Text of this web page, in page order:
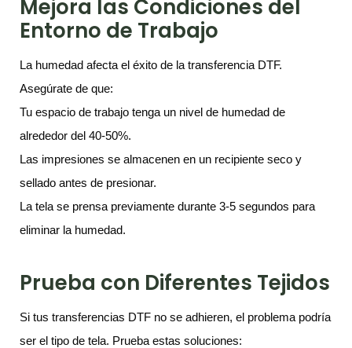
Mejora las Condiciones del
Entorno de Trabajo
La humedad afecta el éxito de la transferencia DTF.
Asegúrate de que:
Tu espacio de trabajo tenga un nivel de humedad de
alrededor del 40-50%.
Las impresiones se almacenen en un recipiente seco y
sellado antes de presionar.
La tela se prensa previamente durante 3-5 segundos para
eliminar la humedad.
Prueba con Diferentes Tejidos
Si tus transferencias DTF no se adhieren, el problema podría
ser el tipo de tela. Prueba estas soluciones: